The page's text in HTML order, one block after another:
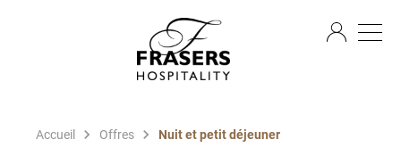
Accueil Offres Nuit et petit déjeuner